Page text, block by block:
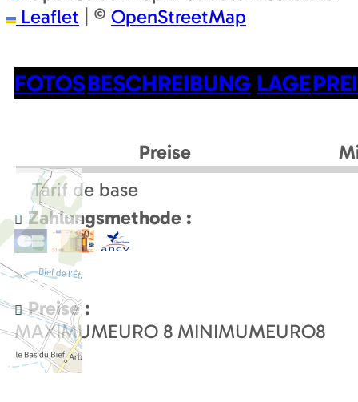
Leaflet | © OpenStreetMap
FOTOSBESCHREIBUNG LAGE
Preise
Tarif de base
Zahlungsmethode :
Preise :
MAXIMUMEURO 8 MINIMUMEURO8